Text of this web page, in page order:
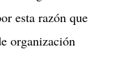
esta razón que
organización